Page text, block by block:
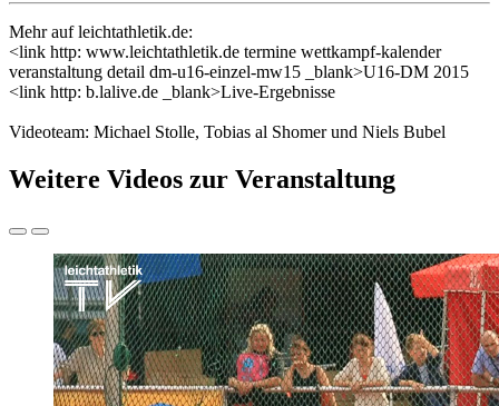
Mehr auf leichtathletik.de:
<link http: www.leichtathletik.de termine wettkampf-kalender
veranstaltung detail dm-u16-einzel-mw15 _blank>U16-DM 2015
<link http: b.lalive.de _blank>Live-Ergebnisse
Videoteam: Michael Stolle, Tobias al Shomer und Niels Bubel
Weitere Videos zur Veranstaltung